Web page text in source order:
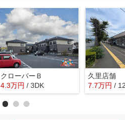
クローバーＢ
4.3万円 / 3DK
久里店舗
7.7万円 /